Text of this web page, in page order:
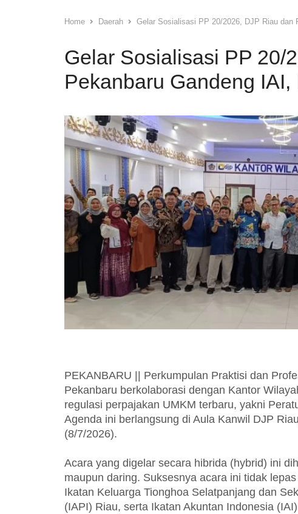
Home Daerah Gelar Sosialisasi PP 20/2026, DJP Riau
Gelar Sosialisasi PP 20/
Pekanbaru Gandeng IAI,
PEKANBARU || Perkumpulan Praktisi dan
Pekanbaru berkolaborasi dengan Kantor
regulasi perpajakan UMKM terbaru, yakni
Agenda ini berlangsung di Aula Kanwil DJP
(8/7/2026).
Acara yang digelar secara hibrida (hybrid) ini
maupun daring. Suksesnya acara ini tidak
Ikatan Keluarga Tionghoa Selatpanjang dan
(IAPI) Riau, serta Ikatan Akuntan Indonesia